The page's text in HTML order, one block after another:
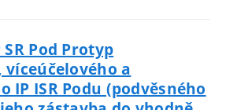
Pod Protyp
a
ISR Podu (podvěsného